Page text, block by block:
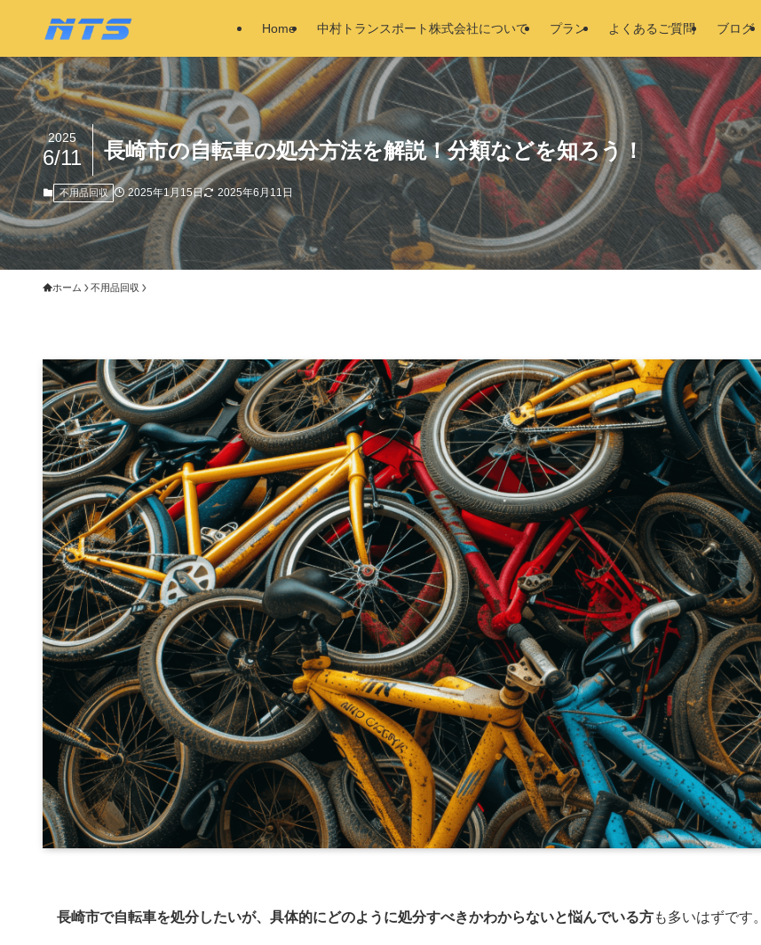
Home 中村トランスポート株式会社について プラン よくあるご質問 ブログ
長崎市の自転車の処分方法を解説！分類などを知ろう！
2025
6/11
不用品回収 2025年1月15日 2025年6月11日
ホーム 不用品回収
長崎市で自転車を処分したいが、具体的にどのように処分すべきかわからないと悩んでいる方も多いはずです。